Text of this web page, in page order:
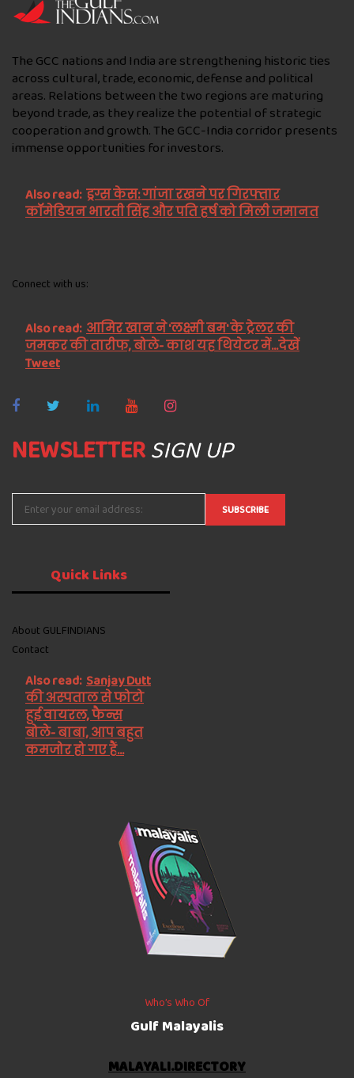
The GCC nations and India are strengthening historic ties
across cultural, trade, economic, defense and political
areas. Relations between the two regions are maturing
beyond trade, as they realize the potential of strategic
cooperation and growth. The GCC-India corridor presents
immense opportunities for investors.
Also read: ड्रग्स केस: गांजा रखने पर गिरफ्तार
कॉमेडियन भारती सिंह और पति हर्ष को मिली जमानत
Connect with us:
Also read: आमिर खान ने 'लक्ष्मी बम' के ट्रेलर की
जमकर की तारीफ, बोले- काश यह थियेटर में...देखें
Tweet
NEWSLETTERSIGN UP
QuickLinks
About GULFINDIANS
Contact
Also read: Sanjay Dutt
की अस्पताल से फोटो
हुई वायरल, फैन्स
बोले- बाबा, आप बहुत
कमजोर हो गए हैं...
Who’s Who Of
Gulf Malayalis
MALAYALI.DIRECTORY